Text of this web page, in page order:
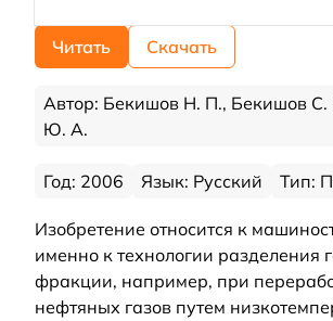
Читать Скачать
Автор: Бекишов Н. П., Бекишов С.
Ю. А.
Год: 2006 Язык: Русский Тип:
Изобретение относится к
именно к технологии разделения
фракции, например, при
нефтяных газов путем